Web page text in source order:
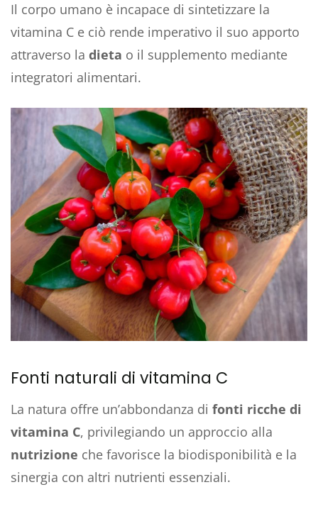
Il corpo umano è incapace di sintetizzare la
vitamina C e ciò rende imperativo il suo apporto
attraverso la dieta o il supplemento mediante
integratori alimentari.
Fonti naturali di vitamina C
La natura offre un’abbondanza di fonti ricche di
vitamina C, privilegiando un approccio alla
nutrizione che favorisce la biodisponibilità e la
sinergia con altri nutrienti essenziali.